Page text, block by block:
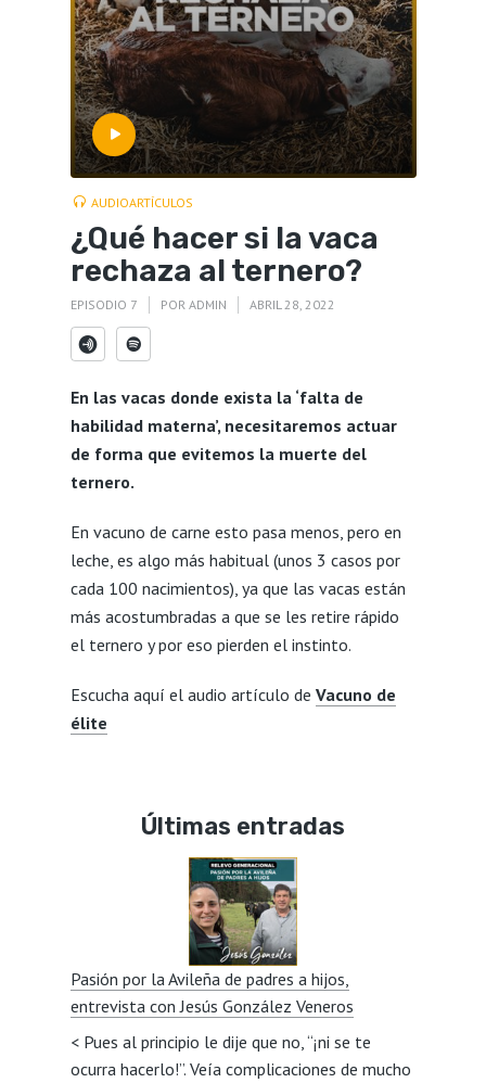
AUDIOARTÍCULOS
¿Qué hacer si la vaca
rechaza al ternero?
EPISODIO 7 POR ADMIN ABRIL 28, 2022
En las vacas donde exista la ‘falta de
habilidad materna’, necesitaremos actuar
de forma que evitemos la muerte del
ternero.
En vacuno de carne esto pasa menos, pero en
leche, es algo más habitual (unos 3 casos por
cada 100 nacimientos), ya que las vacas están
más acostumbradas a que se les retire rápido
el ternero y por eso pierden el instinto.
Escucha aquí el audio artículo de Vacuno de
élite
Últimas entradas
Pasión por la Avileña de padres a hijos,
entrevista con Jesús González Veneros
< Pues al principio le dije que no, “¡ni se te
ocurra hacerlo!”. Veía complicaciones de mucho